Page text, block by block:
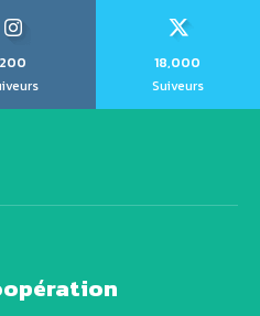
200
18,000
Suiveurs